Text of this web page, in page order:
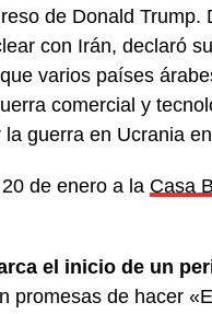
de Donald
con Irán, declaró
varios países
comercial y
guerra en Ucrania
de enero a la Casa
el inicio de un
promesas de hacer